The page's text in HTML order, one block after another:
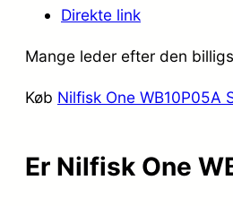
Direkte link
Mange leder efter den
Køb Nilfisk One WB10P05A
Er Nilfisk One